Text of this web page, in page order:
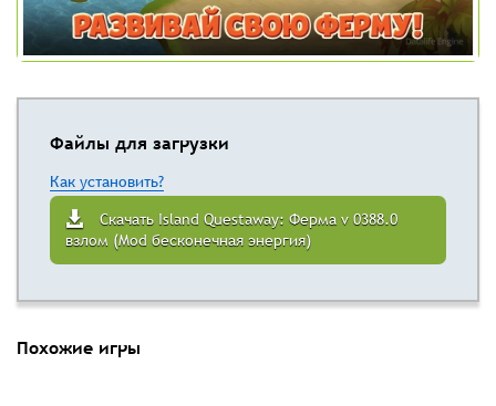
Файлы для загрузки
Как установить?
Скачать Island Questaway: Ферма v 0388.0
взлом (Mod бесконечная энергия)
Похожие игры